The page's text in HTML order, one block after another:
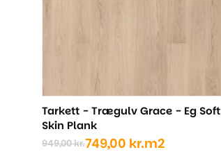
Tarkett - Trægulv Grace - Eg Soft
Skin Plank
949,00kr.
Den
749,00 kr.
Den
m2